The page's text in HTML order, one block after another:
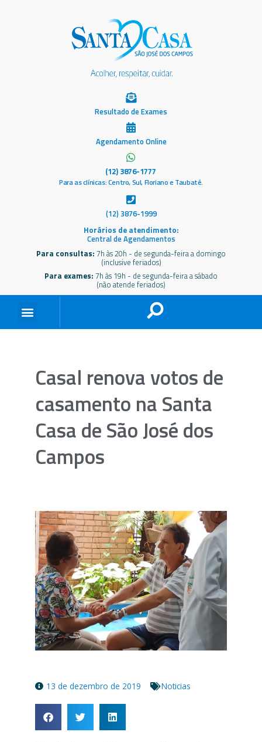
Resultado de Exames
Agendamento Online
(12) 3876-1777
Para as clínicas: Centro, Sul, Floriano e Taubaté.
(12) 3876-1999
Horários de atendimento:
Central de Agendamentos
Para consultas: 7h às 20h - de segunda-feira a domingo
(inclusive feriados)
Para exames: 7h às 19h - de segunda-feira a sábado
(não atende feriados)
Casal renova votos de
casamento na Santa
Casa de São José dos
Campos
13 de dezembro de 2019 Noticias